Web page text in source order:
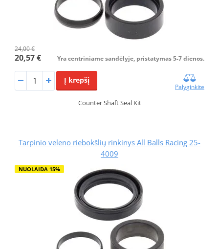
24,00 €
20,57 € Yra centriniame sandėlyje, pristatymas 5-7 dienos.
Į krepšį
Palyginkite
Counter Shaft Seal Kit
Tarpinio veleno riebokšlių rinkinys All Balls Racing 25-
4009
NUOLAIDA 15%